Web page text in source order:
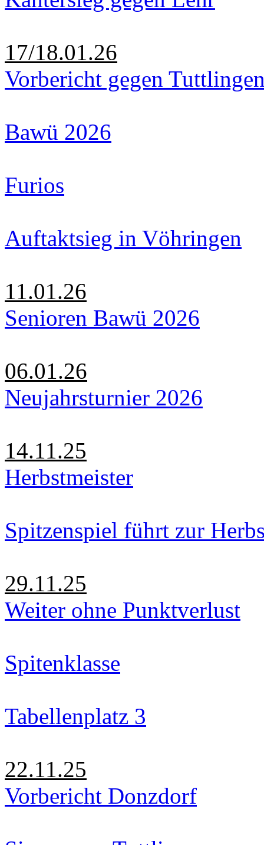
17/18.01.26
Vorbericht gegen
Bawü 2026
Furios
Auftaktsieg in Vöhringen
11.01.26
Senioren Bawü 2026
06.01.26
Neujahrsturnier 2026
14.11.25
Herbstmeister
Spitzenspiel führt zur
29.11.25
Weiter ohne Punktverlust
Spitenklasse
Tabellenplatz 3
22.11.25
Vorbericht Donzdorf